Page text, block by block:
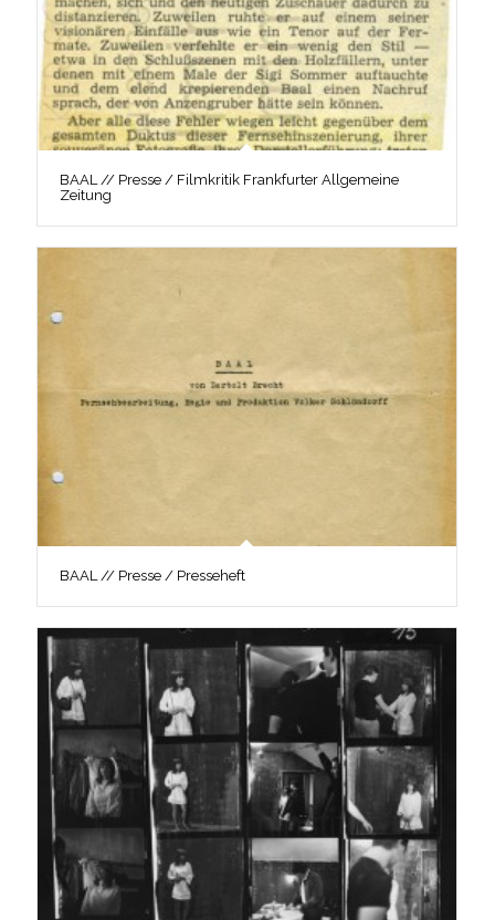
BAAL // Presse / Filmkritik Frankfurter Allgemeine
Zeitung
BAAL // Presse / Presseheft